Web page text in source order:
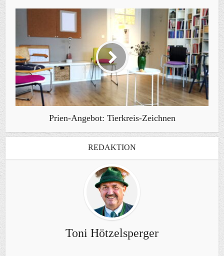
Prien-Angebot: Tierkreis-Zeichnen
REDAKTION
Toni Hötzelsperger